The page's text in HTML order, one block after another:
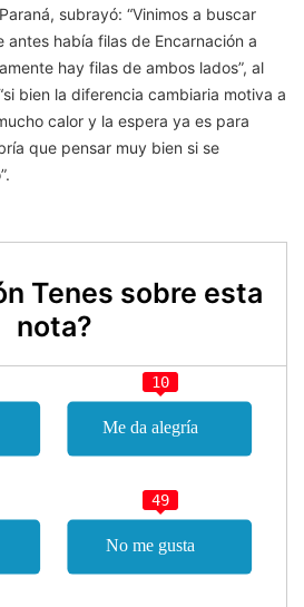
subrayó: “Vinimos a buscar
antes había filas de Encarnación a
hay filas de ambos lados”, al
bien la diferencia cambiaria motiva a
calor y la espera ya es para
que pensar muy bien si se
Tenes sobre esta
nota?
10
49